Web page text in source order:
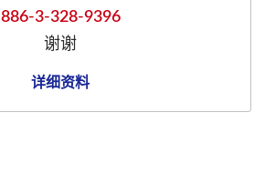
886-3-328-9396
谢谢
详细资料